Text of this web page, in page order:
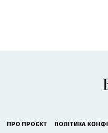
ПРО ПРОЄКТ ПОЛІТИКА